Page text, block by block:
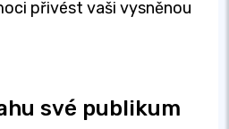
přivést vaši vysněnou
své publikum